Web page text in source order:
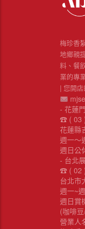
梅珍香
地鄉親
料、餐
業的專
| 您開
- 花蓮
☎︎ ( 03
花蓮縣
週一～
週日公
- 台北
☎︎ ( 02
台北市
週一~
週日賞
(咖啡
營業人